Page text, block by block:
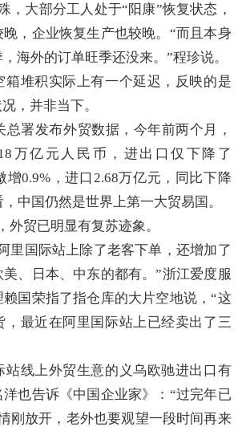
，大部分工人处于“阳康”恢复状态，
，企业恢复生产也较晚。“而且本身
海外的订单旺季还没来。”程珍说。
堆积实际上有一个延迟，反映的是
，并非当下。
署发布外贸数据，今年前两个月，
万亿元人民币，进出口仅下降了
增0.9%，进口2.68万亿元，同比下降
中国仍然是世界上第一大贸易国。
贸已明显有复苏迹象。
国际站上除了老客下单，还增加了
、日本、中东的都有。”浙江爱度服
国荣指了指仓库的大片空地说，“这
，最近在阿里国际站上已经卖出了三
线上外贸生意的义乌欧驰进出口有
也告诉《中国企业家》：“过完年已
刚放开，老外也要观望一段时间再来